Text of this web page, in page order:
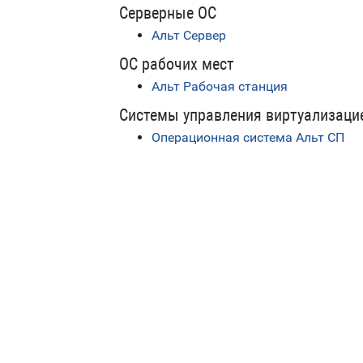
Серверные ОС
Альт Сервер
ОС рабочих мест
Альт Рабочая станция
Системы управления
Операционная система Альт СП